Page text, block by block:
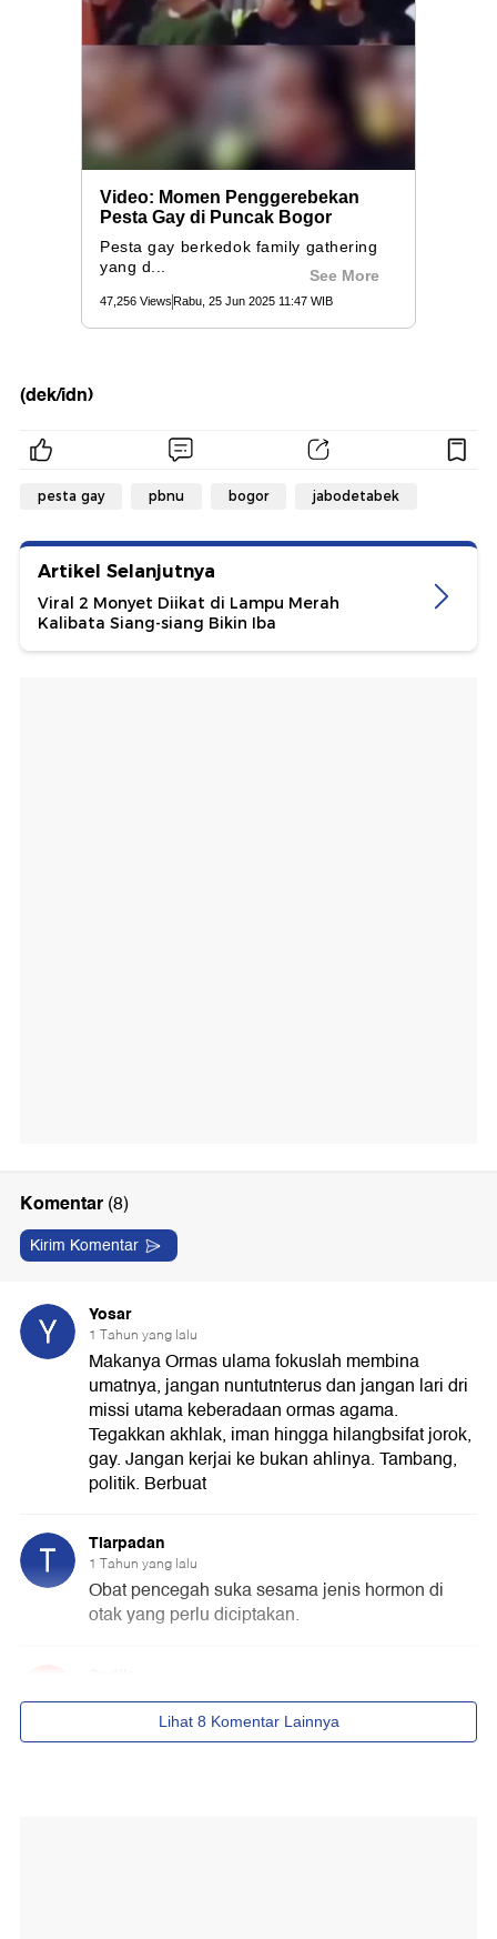
(dek/idn)
pesta gay pbnu bogor jabodetabek
Artikel Selanjutnya
Viral 2 Monyet Diikat di Lampu Merah
Kalibata Siang-siang Bikin Iba